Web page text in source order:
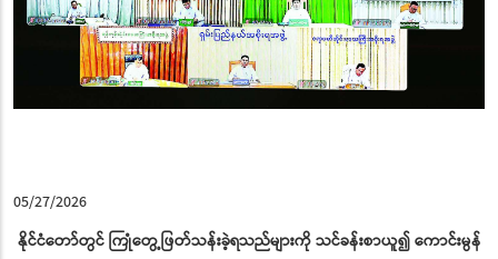
05/27/2026
နိုင်ငံတော်တွင် ကြုံတွေ့ဖြတ်သန်းခဲ့ရသည်များကို သင်ခန်းစာယူ၍ ကောင်းမွန်